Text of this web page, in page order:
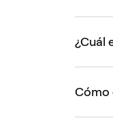
¿Cuál
Cómo